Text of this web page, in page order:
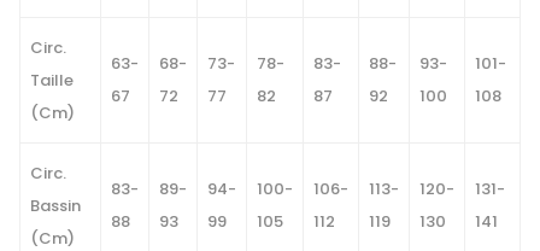
Circ.
Taille
(Cm)
63-
67
68-
72
73-
77
78-
82
83-
87
88-
92
93-
100
101-
108
Circ.
Bassin
(Cm)
83-
88
89-
93
94-
99
100-
105
106-
112
113-
119
120-
130
131-
141